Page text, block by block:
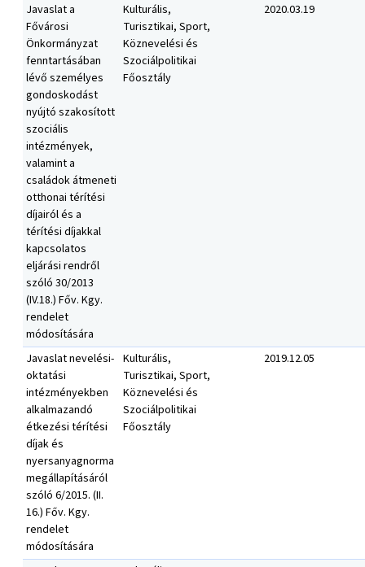
Javaslat a
Fővárosi
Önkormányzat
fenntartásában
lévő személyes
gondoskodást
nyújtó szakosított
szociális
intézmények,
valamint a
családok átmeneti
otthonai térítési
díjairól és a
térítési díjakkal
kapcsolatos
eljárási rendről
szóló 30/2013
(IV.18.) Főv. Kgy.
rendelet
módosítására
Kulturális,
Turisztikai, Sport,
Köznevelési és
Szociálpolitikai
Főosztály
2020.03.19
Javaslat nevelési-
oktatási
intézményekben
alkalmazandó
étkezési térítési
díjak és
nyersanyagnorma
megállapításáról
szóló 6/2015. (II.
16.) Főv. Kgy.
rendelet
módosítására
Kulturális,
Turisztikai, Sport,
Köznevelési és
Szociálpolitikai
Főosztály
2019.12.05